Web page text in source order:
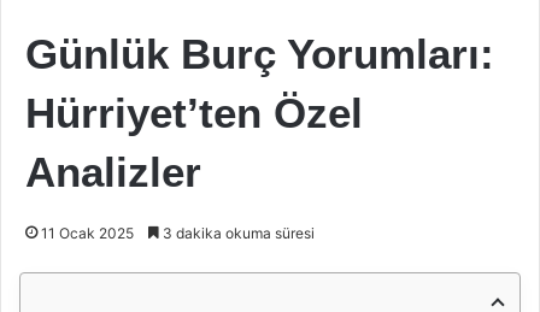
Günlük Burç Yorumları:
Hürriyet’ten Özel
Analizler
11 Ocak 2025 3 dakika okuma süresi